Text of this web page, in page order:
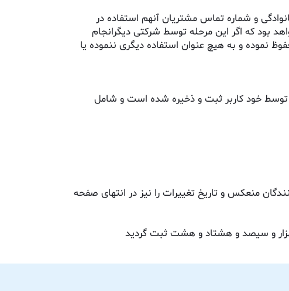
و شماره تماس مشتریان آنهم استفاده در
بود که اگر این مرحله توسط شرکتی دیگرانجام
نموده و به هیچ عنوان استفاده دیگری ننموده یا
توسط خود کاربر ثبت و ذخیره شده است و شامل
منعکس و تاریخ تغییرات را نیز در انتهای صفحه
و سیصد و هشتاد و هشت ثبت گردید